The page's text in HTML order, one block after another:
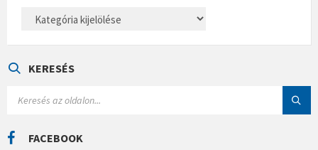
E
Á
KERESÉS
C
H
FACEBOOK